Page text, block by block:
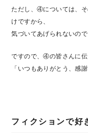
ただし、④については、
けですから、
気づいてあげられないの
ですので、④の皆さんに伝
「いつもありがとう、感謝
フィクションで好